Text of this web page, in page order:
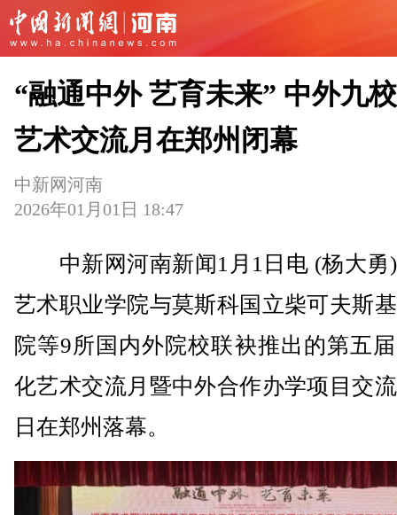
“融通中外 艺育未来” 中外九
艺术交流月在郑州闭幕
中新网河南
2026年01月01日 18:47
中新网河南新闻1月1日电 (杨大勇
艺术职业学院与莫斯科国立柴可夫斯
院等9所国内外院校联袂推出的第五
化艺术交流月暨中外合作办学项目交
日在郑州落幕。